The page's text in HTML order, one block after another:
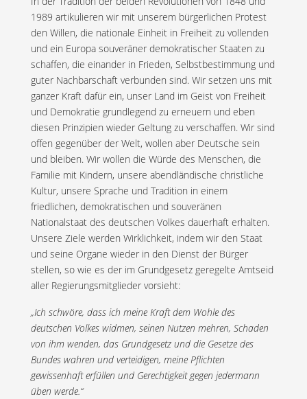
1989 artikulieren wir mit unserem bürgerlichen Protest
den Willen, die nationale Einheit in Freiheit zu vollenden
und ein Europa souveräner demokratischer Staaten zu
schaffen, die einander in Frieden, Selbstbestimmung und
guter Nachbarschaft verbunden sind. Wir setzen uns mit
ganzer Kraft dafür ein, unser Land im Geist von Freiheit
und Demokratie grundlegend zu erneuern und eben
diesen Prinzipien wieder Geltung zu verschaffen. Wir sind
offen gegenüber der Welt, wollen aber Deutsche sein
und bleiben. Wir wollen die Würde des Menschen, die
Familie mit Kindern, unsere abendländische christliche
Kultur, unsere Sprache und Tradition in einem
friedlichen, demokratischen und souveränen
Nationalstaat des deutschen Volkes dauerhaft erhalten.
Unsere Ziele werden Wirklichkeit, indem wir den Staat
und seine Organe wieder in den Dienst der Bürger
stellen, so wie es der im Grundgesetz geregelte Amtseid
aller Regierungsmitglieder vorsieht:
„Ich schwöre, dass ich meine Kraft dem Wohle des
deutschen Volkes widmen, seinen Nutzen mehren, Schaden
von ihm wenden, das Grundgesetz und die Gesetze des
Bundes wahren und verteidigen, meine Pflichten
gewissenhaft erfüllen und Gerechtigkeit gegen jedermann
üben werde.“